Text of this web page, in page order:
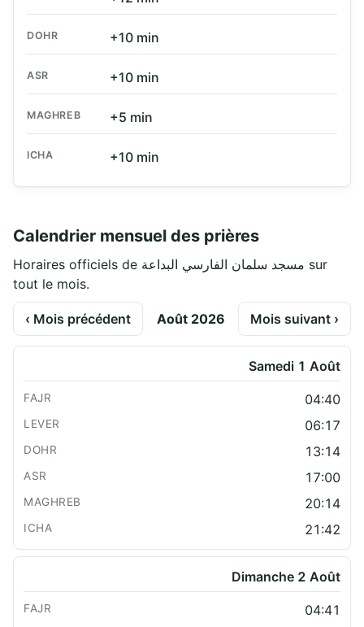
DOHR +10 min
ASR +10 min
MAGHREB +5 min
ICHA +10 min
Calendrier mensuel des prières
Horaires officiels de مسجد سلمان الفارسي البداعة sur
tout le mois.
‹ Mois précédent Août 2026 Mois suivant ›
Samedi 1 Août
04:40
06:17
13:14
17:00
20:14
21:42
Dimanche 2 Août
04:41